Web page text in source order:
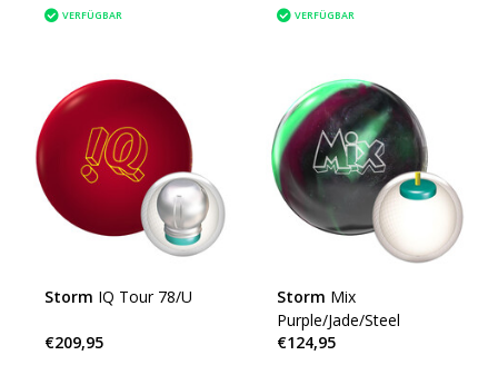
VERFÜGBAR
VERFÜGBAR
Storm IQ Tour 78/U
€209,95
Storm Mix
Purple/Jade/Steel
€124,95